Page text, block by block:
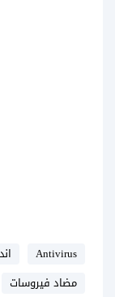
Antivirus
مضاد فيروسات